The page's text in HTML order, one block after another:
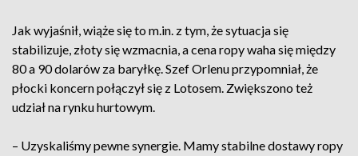
Jak wyjaśnił, wiąże się to m.in. z tym, że sytuacja się
stabilizuje, złoty się wzmacnia, a cena ropy waha się między
80 a 90 dolarów za baryłkę. Szef Orlenu przypomniał, że
płocki koncern połączył się z Lotosem. Zwiększono też
udział na rynku hurtowym.
– Uzyskaliśmy pewne synergie. Mamy stabilne dostawy ropy